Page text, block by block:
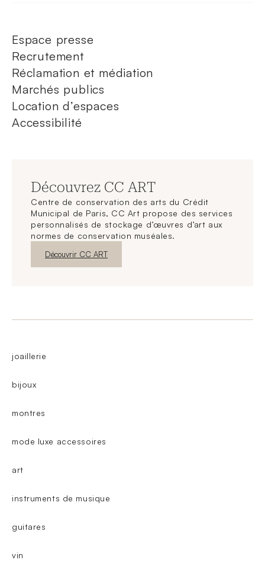
Espace presse
Recrutement
Réclamation et médiation
Marchés publics
Location d’espaces
Accessibilité
Découvrez CC ART
Centre de conservation des arts du Crédit
Municipal de Paris, CC Art propose des services
personnalisés de stockage d’œuvres d’art aux
normes de conservation muséales.
Nouvelle fenêtre
Découvrir CC ART
joaillerie
bijoux
montres
mode luxe accessoires
art
instruments de musique
guitares
vin